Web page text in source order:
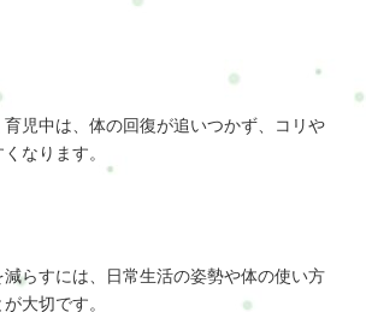
児中は、体の回復が追いつかず、コリや
なります。
らすには、日常生活の姿勢や体の使い方
大切です。